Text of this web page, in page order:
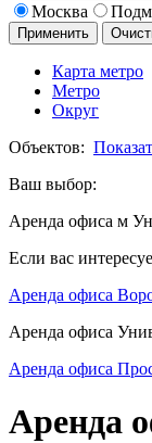
Москва
Применить
Карта метро
Метро
Округ
Объектов:
Ваш выбор:
Аренда офиса м
Если вас
Аренда офиса
Аренда офиса
Аренда офиса
Аренда